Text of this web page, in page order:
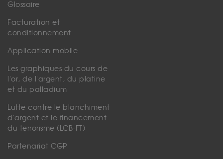
Glossaire
Facturation et
conditionnement
Application mobile
Les graphiques du cours de
l'or, de l'argent, du platine
et du palladium
Lutte contre le blanchiment
d'argent et le financement
du terrorisme (LCB-FT)
Partenariat CGP